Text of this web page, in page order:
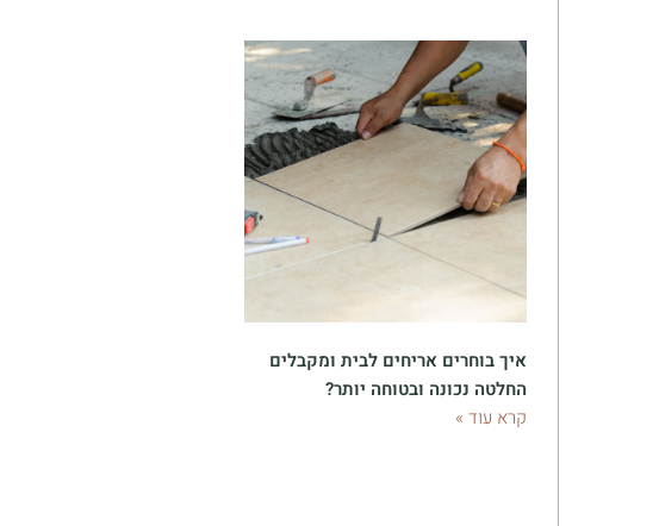
איך בוחרים אריחים לבית ומקבלים
החלטה נכונה ובטוחה יותר?
קרא עוד »